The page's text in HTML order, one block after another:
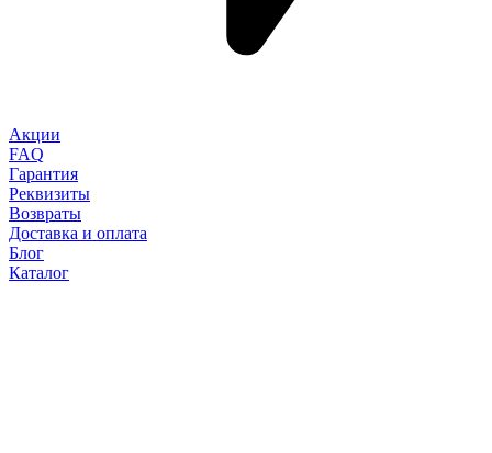
Акции
FAQ
Гарантия
Реквизиты
Возвраты
Доставка и оплата
Блог
Каталог